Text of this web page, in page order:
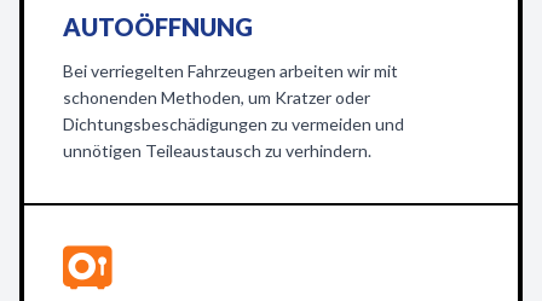
AUTOÖFFNUNG
Bei verriegelten Fahrzeugen arbeiten wir mit
schonenden Methoden, um Kratzer oder
Dichtungsbeschädigungen zu vermeiden und
unnötigen Teileaustausch zu verhindern.